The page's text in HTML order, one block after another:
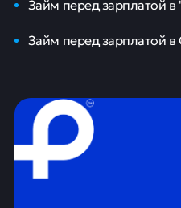
Займ перед зарплатой
Займ перед зарплатой в